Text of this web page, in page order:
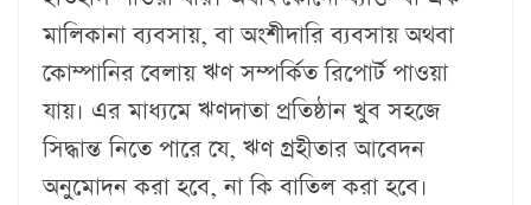
মালিকানা ব্যবসায়, বা অংশীদারি ব্যবসায় অথবা
কোম্পানির বেলায় ঋণ সম্পর্কিত রিপোর্ট পাওয়া
যায়। এর মাধ্যমে ঋণদাতা প্রতিষ্ঠান খুব সহজে
সিদ্ধান্ত নিতে পারে যে, ঋণ গ্রহীতার আবেদন
অনুমোদন করা হবে, না কি বাতিল করা হবে।